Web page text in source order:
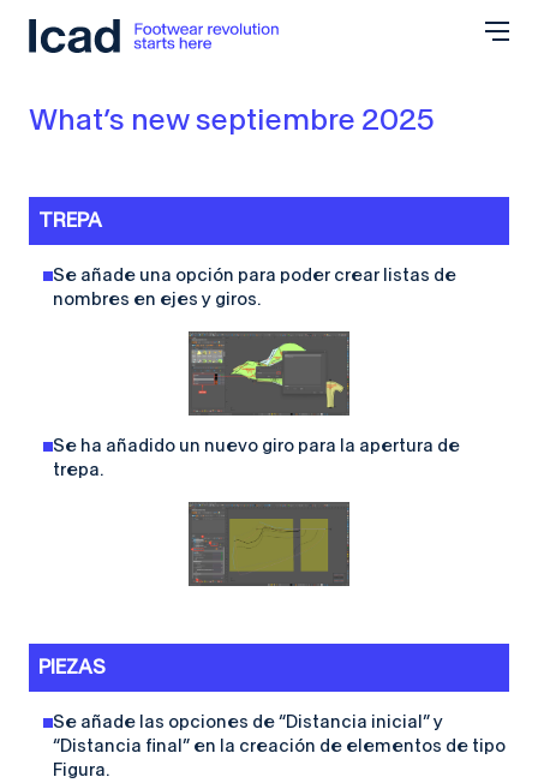
What’s new septiembre 2025
TREPA
Se añade una opción para poder crear listas de
nombres en ejes y giros.
Se ha añadido un nuevo giro para la apertura de
trepa.
PIEZAS
Se añade las opciones de “Distancia inicial” y
“Distancia final” en la creación de elementos de tipo
Figura.